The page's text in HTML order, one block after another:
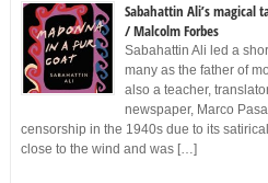
Sabahattin Ali’s magical
/ Malcolm Forbes
Sabahattin Ali led a
many as the father of
also a teacher,
newspaper, Marco
censorship in the 1940s due to its
close to the wind and was […]